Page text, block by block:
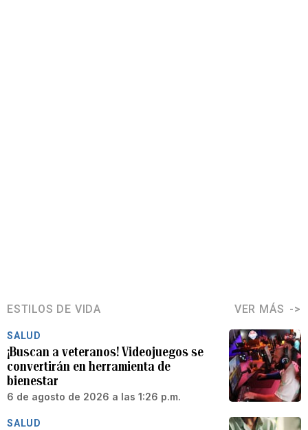
ESTILOS DE VIDA VER MÁS
SALUD
¡Buscan a veteranos! Videojuegos se
convertirán en herramienta de
bienestar
6 de agosto de 2026 a las 1:26 p.m.
SALUD